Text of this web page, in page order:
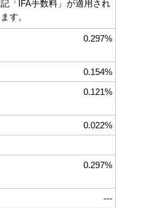
記「IFA手数料」が適用され
ます。
0.297%
0.154%
0.121%
0.022%
0.297%
---